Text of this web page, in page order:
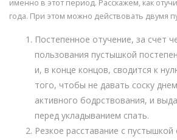
именно в этот период. Расскажем, как
года. При этом можно действовать двумя
Постепенное отучение, за счет
пользования пустышкой
и, в конце концов, сводится к
того, чтобы не давать соску
активного бодрствования, и
перед укладыванием спать.
Резкое расставание с пустышкой